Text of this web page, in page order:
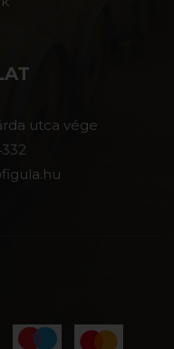
utca vége